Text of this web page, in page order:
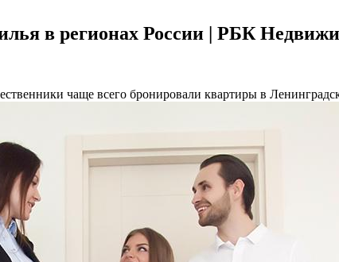
в регионах России | РБК
чаще всего бронировали квартиры в